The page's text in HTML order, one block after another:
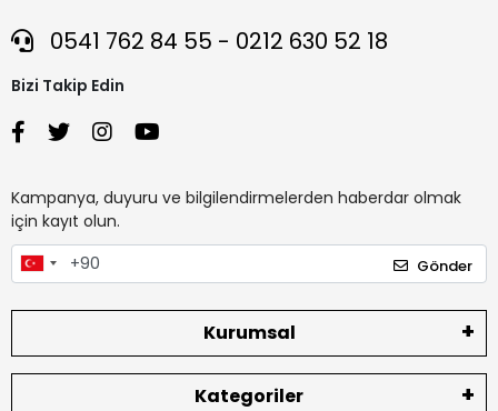
0541 762 84 55 - 0212 630 52 18
Bizi Takip Edin
Kampanya, duyuru ve bilgilendirmelerden haberdar olmak
için kayıt olun.
Gönder
Kurumsal
Kategoriler